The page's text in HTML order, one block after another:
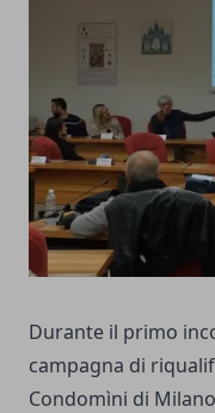
Durante il primo
campagna di
Condomìni di